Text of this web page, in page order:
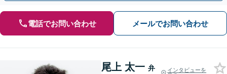
電話でお問い合わせ メールでお問い合わせ
尾上 太一 弁
インタビューを